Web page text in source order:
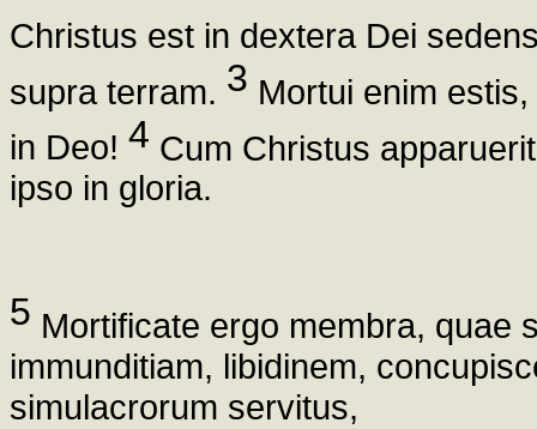
Christus est in dextera Dei
supra terram. 3 Mortui enim
in Deo! 4 Cum Christus
ipso in gloria.
5 Mortificate ergo membra, quae
immunditiam, libidinem,
simulacrorum servitus,